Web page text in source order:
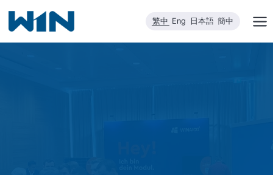
內
繁中 Eng 日本語 簡中